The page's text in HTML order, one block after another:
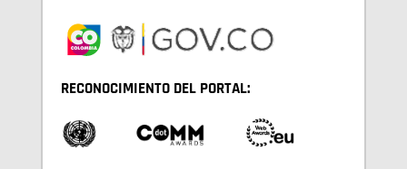
RECONOCIMIENTO DEL PORTAL: